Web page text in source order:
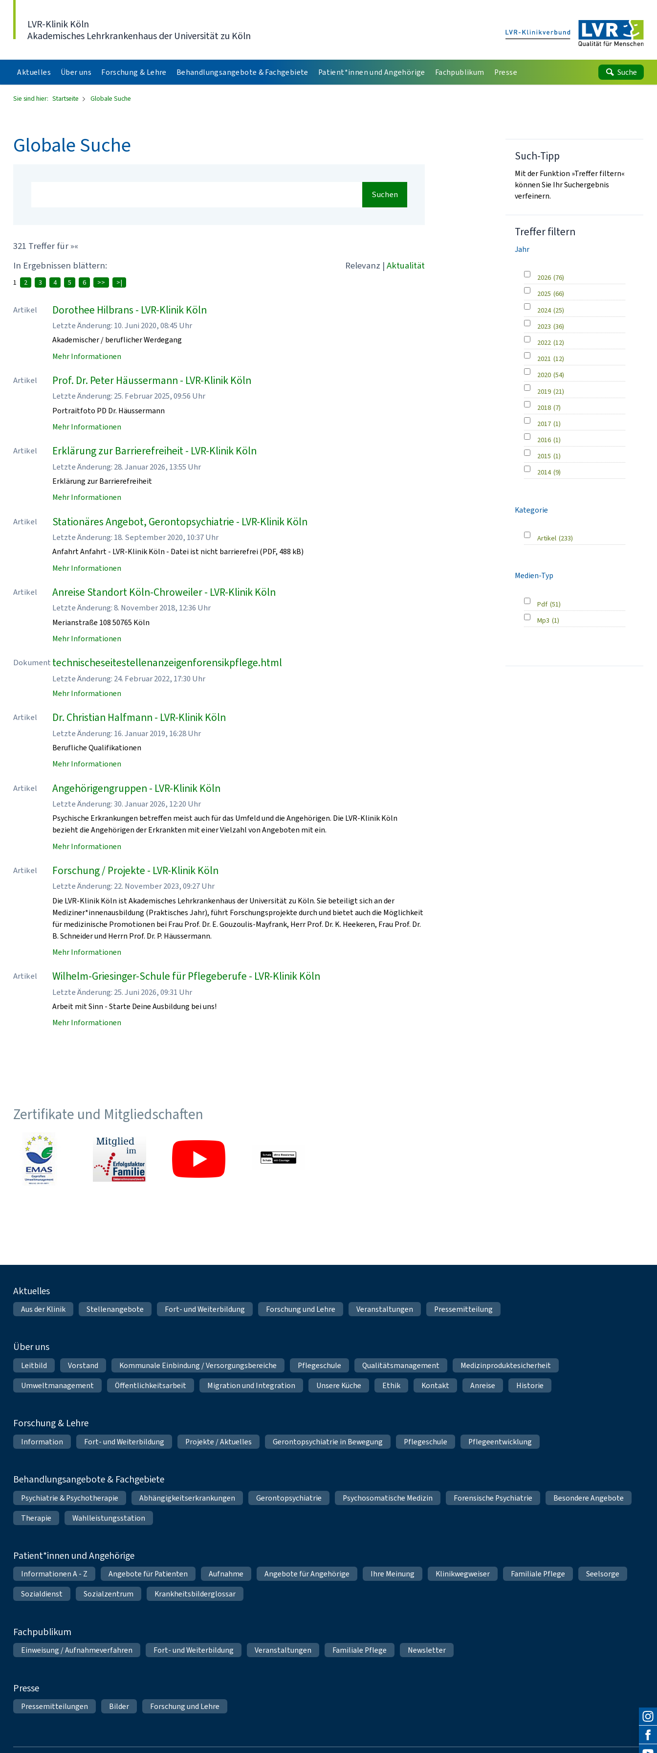
LVR-Klinik Köln
Akademisches Lehrkrankenhaus der Universität zu Köln
Aktuelles Über uns Forschung & Lehre Behandlungsangebote & Fachgebiete Patient*innen und Angehörige Fachpublikum Presse Suche
Sie sind hier: Startseite Globale Suche
Globale Suche
Suchen
321 Treffer für »«
In Ergebnissen blättern:
Relevanz | Aktualität
1 2 3 4 5 6 >> >|
Artikel Dorothee Hilbrans - LVR-Klinik Köln
Letzte Änderung: 10. Juni 2020, 08:45 Uhr
Akademischer / beruflicher Werdegang
Mehr Informationen
Artikel Prof. Dr. Peter Häussermann - LVR-Klinik Köln
Letzte Änderung: 25. Februar 2025, 09:56 Uhr
Portraitfoto PD Dr. Häussermann
Mehr Informationen
Artikel Erklärung zur Barrierefreiheit - LVR-Klinik Köln
Letzte Änderung: 28. Januar 2026, 13:55 Uhr
Erklärung zur Barrierefreiheit
Mehr Informationen
Artikel Stationäres Angebot, Gerontopsychiatrie - LVR-Klinik Köln
Letzte Änderung: 18. September 2020, 10:37 Uhr
Anfahrt Anfahrt - LVR-Klinik Köln - Datei ist nicht barrierefrei (PDF, 488 kB)
Mehr Informationen
Artikel Anreise Standort Köln-Chroweiler - LVR-Klinik Köln
Letzte Änderung: 8. November 2018, 12:36 Uhr
Merianstraße 108 50765 Köln
Mehr Informationen
Dokument technischeseitestellenanzeigenforensikpflege.html
Letzte Änderung: 24. Februar 2022, 17:30 Uhr
Mehr Informationen
Artikel Dr. Christian Halfmann - LVR-Klinik Köln
Letzte Änderung: 16. Januar 2019, 16:28 Uhr
Berufliche Qualifikationen
Mehr Informationen
Artikel Angehörigengruppen - LVR-Klinik Köln
Letzte Änderung: 30. Januar 2026, 12:20 Uhr
Psychische Erkrankungen betreffen meist auch für das Umfeld und die Angehörigen. Die LVR-Klinik Köln
bezieht die Angehörigen der Erkrankten mit einer Vielzahl von Angeboten mit ein.
Mehr Informationen
Artikel Forschung / Projekte - LVR-Klinik Köln
Letzte Änderung: 22. November 2023, 09:27 Uhr
Die LVR-Klinik Köln ist Akademisches Lehrkrankenhaus der Universität zu Köln. Sie beteiligt sich an der
Mediziner*innenausbildung (Praktisches Jahr), führt Forschungsprojekte durch und bietet auch die Möglichkeit
für medizinische Promotionen bei Frau Prof. Dr. E. Gouzoulis-Mayfrank, Herr Prof. Dr. K. Heekeren, Frau Prof. Dr.
B. Schneider und Herrn Prof. Dr. P. Häussermann.
Mehr Informationen
Artikel Wilhelm-Griesinger-Schule für Pflegeberufe - LVR-Klinik Köln
Letzte Änderung: 25. Juni 2026, 09:31 Uhr
Arbeit mit Sinn - Starte Deine Ausbildung bei uns!
Mehr Informationen
Such-Tipp
Mit der Funktion »Treffer filtern«
können Sie Ihr Suchergebnis
verfeinern.
Treffer filtern
Jahr
2026 (76)
2025 (66)
2024 (25)
2023 (36)
2022 (12)
2021 (12)
2020 (54)
2019 (21)
2018 (7)
2017 (1)
2016 (1)
2015 (1)
2014 (9)
Kategorie
Artikel (233)
Medien-Typ
Pdf (51)
Mp3 (1)
Zertifikate und Mitgliedschaften
Fußnavigation
Aktuelles
Aus der Klinik Stellenangebote Fort- und Weiterbildung Forschung und Lehre Veranstaltungen Pressemitteilung
Über uns
Leitbild Vorstand Kommunale Einbindung / Versorgungsbereiche Pflegeschule Qualitätsmanagement
Medizinproduktesicherheit
Umweltmanagement
Öffentlichkeitsarbeit Migration und Integration Unsere Küche Ethik Kontakt Anreise Historie
Forschung & Lehre
Information Fort- und Weiterbildung Projekte / Aktuelles Gerontopsychiatrie in Bewegung Pflegeschule Pflegeentwicklung
Behandlungsangebote & Fachgebiete
Psychiatrie & Psychotherapie Abhängigkeitserkrankungen Gerontopsychiatrie Psychosomatische Medizin Forensische Psychiatrie
Besondere Angebote
Therapie
Wahlleistungsstation
Patient*innen und Angehörige
Informationen A - Z Angebote für Patienten Aufnahme Angebote für Angehörige Ihre Meinung Klinikwegweiser Familiale Pflege
Seelsorge
Sozialdienst
Sozialzentrum Krankheitsbilderglossar
Fachpublikum
Einweisung / Aufnahmeverfahren Fort- und Weiterbildung Veranstaltungen Familiale Pflege Newsletter
Presse
Pressemitteilungen Bilder Forschung und Lehre